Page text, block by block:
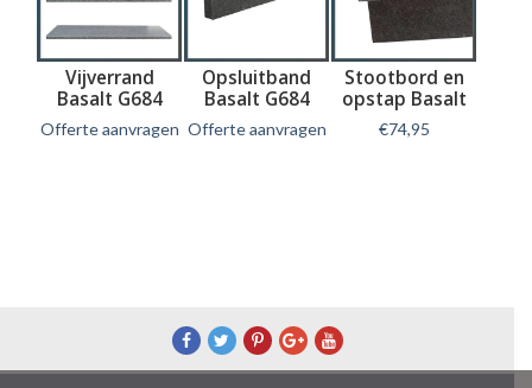
Vijverrand
Basalt G684
met facet
Offerte aanvragen
Opsluitband
Basalt G684
Gevlamd/gebor
steld
Offerte aanvragen
Stootbord en
opstap Basalt
G684
€74,95